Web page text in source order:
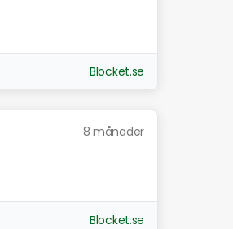
Blocket.se
8 månader
Blocket.se